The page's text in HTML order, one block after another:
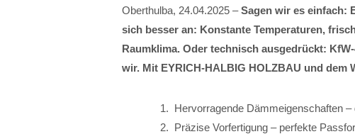
Oberthulba, 24.04.2025 –Sagen wir es einfach:
sich besser an: Konstante Temperaturen,
Raumklima. Oder technisch ausgedrückt:
wir. Mit EYRICH-HALBIG HOLZBAU und dem
Hervorragende Dämmeigenschaften
Präzise Vorfertigung – perfekte